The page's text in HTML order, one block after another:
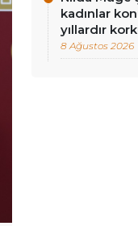
kadınlar
yıllardır
8 Ağustos 2026